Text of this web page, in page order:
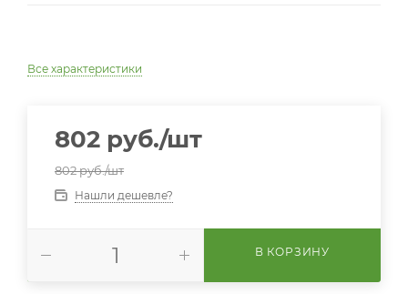
Все характеристики
802 руб./шт
802руб./шт
Нашли дешевле?
В КОРЗИНУ